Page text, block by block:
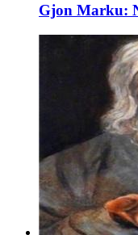
Gjon Marku: